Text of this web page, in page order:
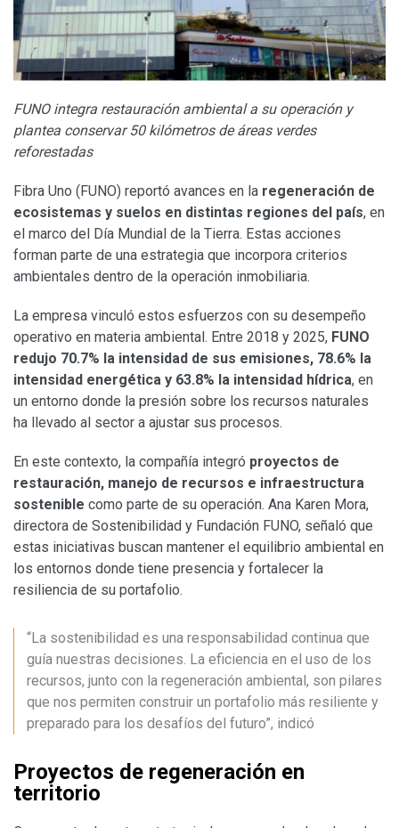
FUNO integra restauración ambiental a su operación y
plantea conservar 50 kilómetros de áreas verdes
reforestadas
Fibra Uno (FUNO) reportó avances en la regeneración de
ecosistemas y suelos en distintas regiones del país, en
el marco del Día Mundial de la Tierra. Estas acciones
forman parte de una estrategia que incorpora criterios
ambientales dentro de la operación inmobiliaria.
La empresa vinculó estos esfuerzos con su desempeño
operativo en materia ambiental. Entre 2018 y 2025, FUNO
redujo 70.7% la intensidad de sus emisiones, 78.6% la
intensidad energética y 63.8% la intensidad hídrica, en
un entorno donde la presión sobre los recursos naturales
ha llevado al sector a ajustar sus procesos.
En este contexto, la compañía integró proyectos de
restauración, manejo de recursos e infraestructura
sostenible como parte de su operación. Ana Karen Mora,
directora de Sostenibilidad y Fundación FUNO, señaló que
estas iniciativas buscan mantener el equilibrio ambiental en
los entornos donde tiene presencia y fortalecer la
resiliencia de su portafolio.
“La sostenibilidad es una responsabilidad continua que
guía nuestras decisiones. La eficiencia en el uso de los
recursos, junto con la regeneración ambiental, son pilares
que nos permiten construir un portafolio más resiliente y
preparado para los desafíos del futuro”, indicó
Proyectos de regeneración en
territorio